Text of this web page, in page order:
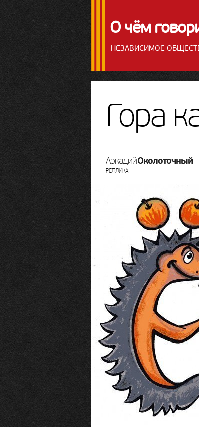
О чём
НЕЗАВИСИМОЕ
Гора
АркадийОколоточный
РЕПЛИКА